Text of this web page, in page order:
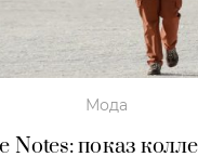
Мода
Notes: показ